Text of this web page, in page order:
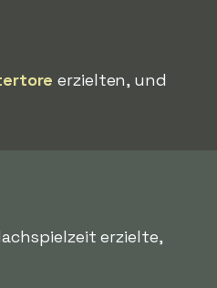
erzielten, und
erzielte,